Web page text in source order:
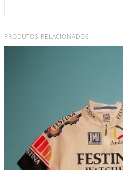
PRODUTOS RELACIONADOS